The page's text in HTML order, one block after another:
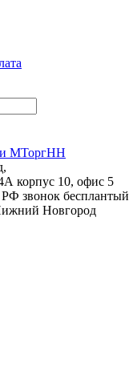
корпус 10, офис 5
звонок бесплантый
Новгород